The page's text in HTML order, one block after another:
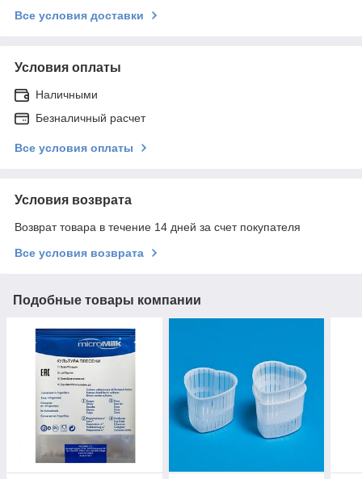
Все условия доставки
Условия оплаты
Наличными
Безналичный расчет
Все условия оплаты
Условия возврата
Возврат товара в течение 14 дней за счет покупателя
Все условия возврата
Подобные товары компании